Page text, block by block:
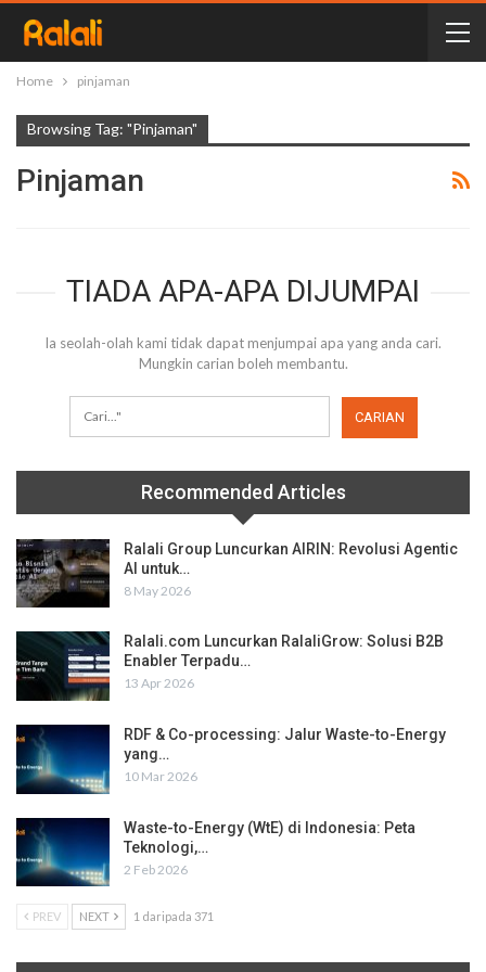
Home pinjaman
Browsing Tag: "pinjaman"
Pinjaman
TIADA APA-APA DIJUMPAI
Ia seolah-olah kami tidak dapat menjumpai apa yang anda cari.
Mungkin carian boleh membantu.
Recommended Articles
Ralali Group Luncurkan AIRIN: Revolusi Agentic
AI untuk…
8 May 2026
Ralali.com Luncurkan RalaliGrow: Solusi B2B
Enabler Terpadu…
13 Apr 2026
RDF & Co-processing: Jalur Waste-to-Energy
yang…
10 Mar 2026
Waste-to-Energy (WtE) di Indonesia: Peta
Teknologi,…
2 Feb 2026
PREV NEXT 1 daripada 371